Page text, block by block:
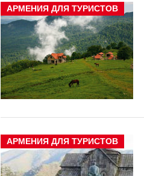
АРМЕНИЯ ДЛЯ ТУРИСТОВ
АРМЕНИЯ ДЛЯ ТУРИСТОВ